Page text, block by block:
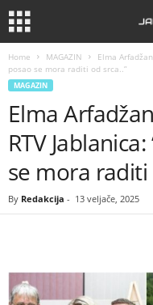
Home MAGAZIN
Elma
posao se mora raditi od srca..”
MAGAZIN
Elma
RTV
se mora raditi
By Redakcija - 13 veljače, 2025